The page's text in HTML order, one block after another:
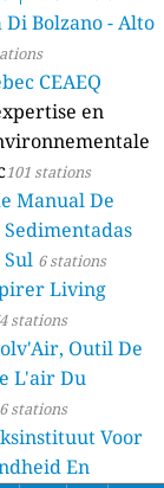
Bolzano - Alto
CEAEQ
en
101 stations
Manual De
Sul 6 stations
Living
stations
Outil De
L'air Du
stations
Voor
En